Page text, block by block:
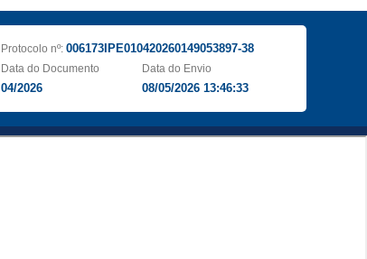
Protocolo nº: 006173IPE010420260149053897-38
Data do Documento
04/2026
Data do Envio
08/05/2026 13:46:33